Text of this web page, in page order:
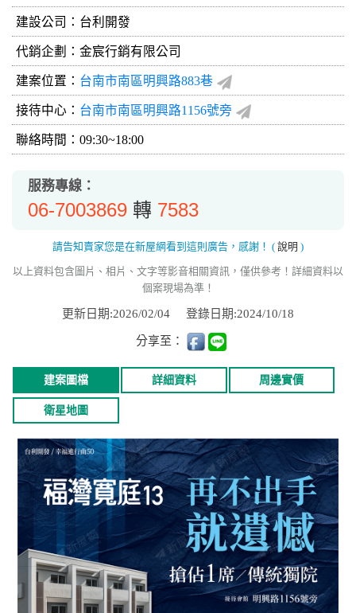
建設公司： 台利開發
代銷企劃：金宸行銷有限公司
建案位置： 台南市南區明興路883巷
接待中心： 台南市南區明興路1156號旁
聯絡時間：09:30~18:00
服務專線：
06-7003869 轉 7583
請告知賣家您是在新屋網看到這則廣告，感謝！ ( 說明 )
以上資料包含圖片、相片、文字等影音相關資訊，僅供參考！詳細資料以
個案現場為準！
更新日期:2026/02/04 登錄日期:2024/10/18
分享至：
建案圖檔 詳細資料 周邊實價
衛星地圖